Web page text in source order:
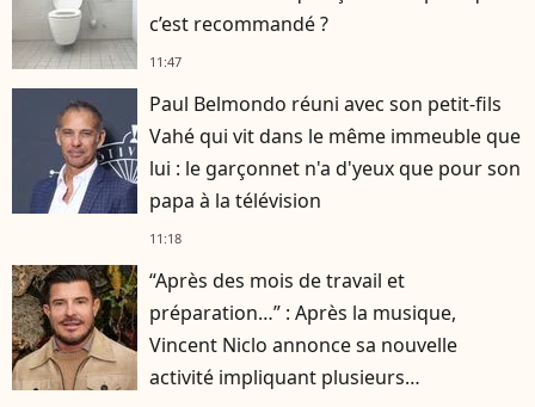
c’est recommandé ?
11:47
Paul Belmondo réuni avec son petit-fils
Vahé qui vit dans le même immeuble que
lui : le garçonnet n'a d'yeux que pour son
papa à la télévision
11:18
“Après des mois de travail et
préparation…” : Après la musique,
Vincent Niclo annonce sa nouvelle
activité impliquant plusieurs